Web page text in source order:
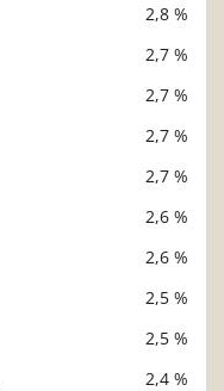
2,8 %
2,7 %
2,7 %
2,7 %
2,7 %
2,6 %
2,6 %
2,5 %
2,5 %
2,4 %